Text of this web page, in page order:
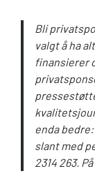
Bli
valgt å ha
finansierer
enda
slant med
2314 263.